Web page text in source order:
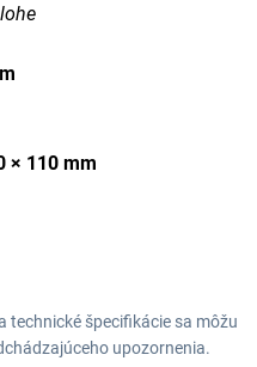
× 110 mm
technické špecifikácie sa môžu
upozornenia.